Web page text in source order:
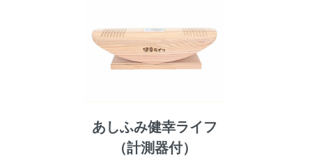
あしふみ健幸ライフ
（計測器付）